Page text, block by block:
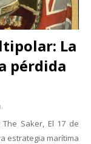
La
pérdida
Saker, El 17 de
estrategia marítima